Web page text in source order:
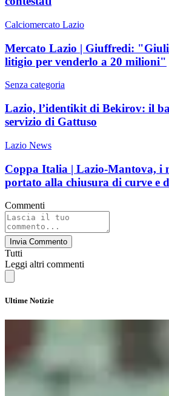
Calciomercato Lazio
Mercato Lazio | Giuffredi:
litigio per venderlo a 20 milioni"
Senza categoria
Lazio, l’identikit di Bekirov: il
servizio di Gattuso
Lazio News
Coppa Italia | Lazio-Mantova, i
portato alla chiusura di curve e
Commenti
Invia Commento
Tutti
Leggi altri commenti
Ultime Notizie